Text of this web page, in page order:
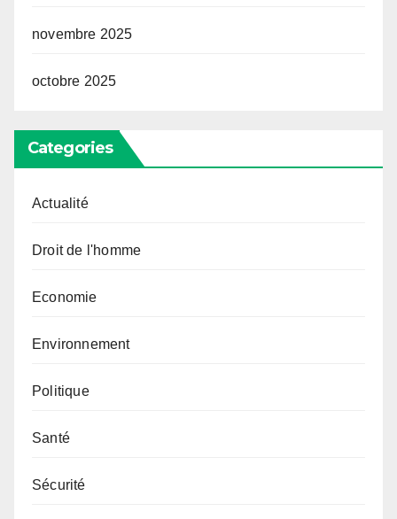
novembre 2025
octobre 2025
Categories
Actualité
Droit de l'homme
Economie
Environnement
Politique
Santé
Sécurité